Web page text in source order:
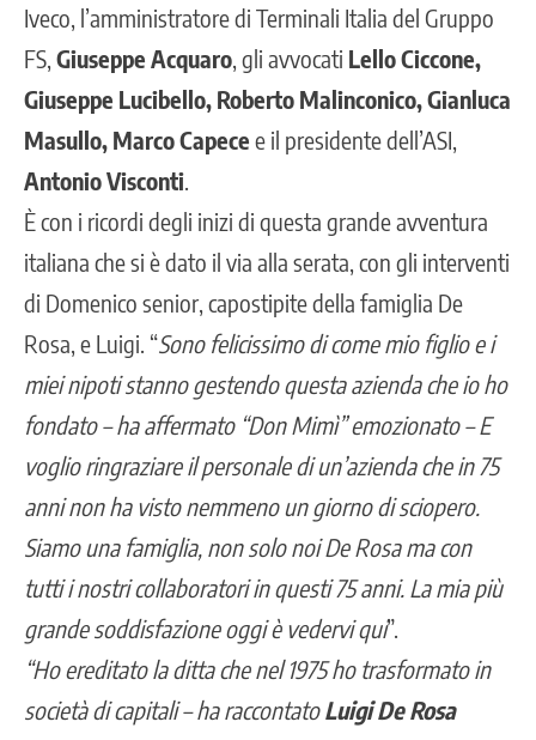
Iveco, l’amministratore di Terminali Italia del Gruppo
FS, Giuseppe Acquaro , gli avvocati Lello Ciccone,
Giuseppe Lucibello, Roberto Malinconico, Gianluca
Masullo, Marco Capece e il presidente dell’ASI,
Antonio Visconti
È con i ricordi degli inizi di questa grande avventura
italiana che si è dato il via alla serata, con gli interventi
di Domenico senior, capostipite della famiglia De
Rosa, e Luigi. “Sono felicissimo di come mio figlio e i
miei nipoti stanno gestendo questa azienda che io ho
fondato – ha affermato “Don Mimì” emozionato – E
voglio ringraziare il personale di un’azienda che in 75
anni non ha visto nemmeno un giorno di sciopero.
Siamo una famiglia, non solo noi De Rosa ma con
tutti i nostri collaboratori in questi 75 anni. La mia più
grande soddisfazione oggi è vedervi qui”.
“Ho ereditato la ditta che nel 1975 ho trasformato in
società di capitali – ha raccontatoLuigi De Rosa